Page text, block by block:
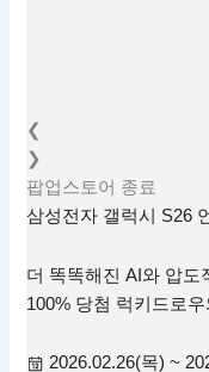
❮
❯
팝업스토어 종료
삼성전자 갤럭시 S26
더 똑똑해진 AI와 압도
100% 당첨 럭키드로
2026.02.26(목) ~